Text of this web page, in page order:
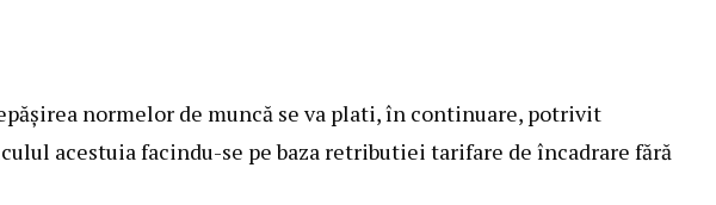
normelor de muncă se va plati, în continuare, potrivit
acestuia facindu-se pe baza retributiei tarifare de încadrare fără